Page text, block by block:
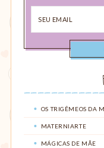
email
OS TRIGÊMEOS DA
MATERNIARTE
MÁGICAS DE MÃE